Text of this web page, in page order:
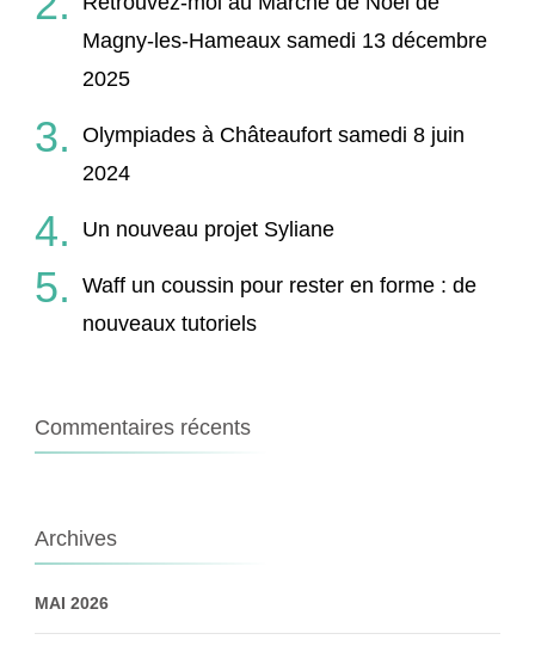
Magny-les-Hameaux samedi 13 décembre
2025
Olympiades à Châteaufort samedi 8 juin
2024
Un nouveau projet Syliane
Waff un coussin pour rester en forme : de
nouveaux tutoriels
Commentaires récents
Archives
MAI 2026